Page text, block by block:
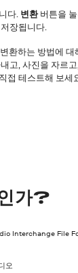
다. 변환버튼을
장됩니다.
환하는 방법에 대
고, 사진을 자르
접 테스트해 보세
가?
Interchange File
오